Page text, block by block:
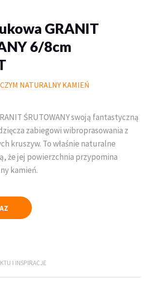
Wymarzony trawnik
Outlet
Płyty elewacyjne
Mury betonowe
Korytka betonowe
prefabrykowane
Jadar Śląsk
GRANIT
6/8cm
NATURALNY KAMIEŃ
ŚRUTOWANY swoją fantastyczną
zabiegowi wibroprasowania z
kruszyw. To właśnie naturalne
że jej powierzchnia przypomina
kamień.
I INSPIRACJE